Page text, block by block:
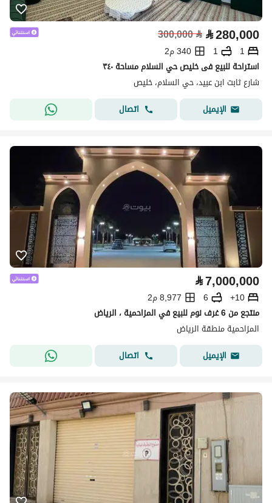
⃁280,000
⃁
300,000
1
1
340 م2
استراحة للبيع فى خليص حي السلام مساحة ٣٤٠
شارع ثابت ابن عبيد، حي السلام، خليص
الإيميل
اتصال
⃁7,000,000
10+
6
8,977 م2
منتجع من 6 غرف نوم للبيع في المزاحمية ، الرياض
المزاحمية منطقة الرياض
الإيميل
اتصال